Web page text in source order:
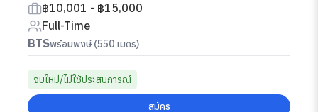
฿10,001 - ฿15,000
Full-Time
BTSพร้อมพงษ์ (550 เมตร)
จบใหม่/ไม่ใช้ประสบการณ์
สมัคร